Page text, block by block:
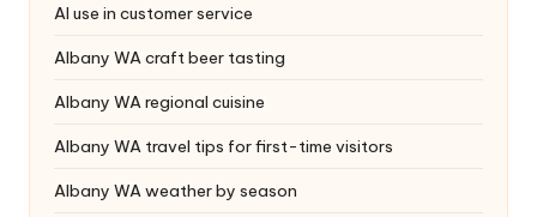
AI use in customer service
Albany WA craft beer tasting
Albany WA regional cuisine
Albany WA travel tips for first-time visitors
Albany WA weather by season